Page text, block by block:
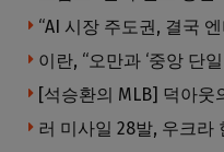
이란, “오만과 ‘중앙 단
러 미사일 28발, 우크라